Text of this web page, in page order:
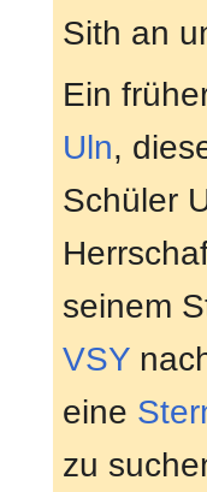
Sith an
Ein
Uln,
Schüler
seinem
VSY
eine
zu